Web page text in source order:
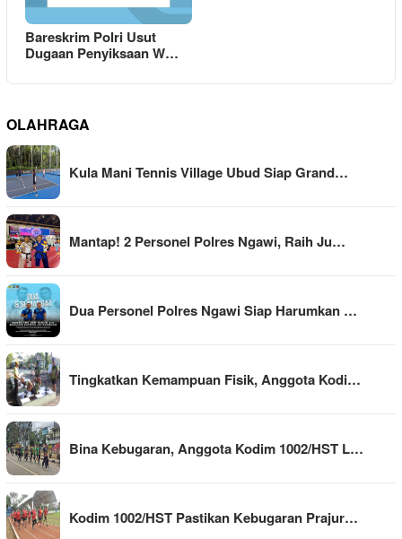
Bareskrim Polri Usut
Dugaan Penyiksaan W…
OLAHRAGA
Kula Mani Tennis Village Ubud Siap Grand…
Mantap! 2 Personel Polres Ngawi, Raih Ju…
Dua Personel Polres Ngawi Siap Harumkan …
Tingkatkan Kemampuan Fisik, Anggota Kodi…
Bina Kebugaran, Anggota Kodim 1002/HST L…
Kodim 1002/HST Pastikan Kebugaran Prajur…